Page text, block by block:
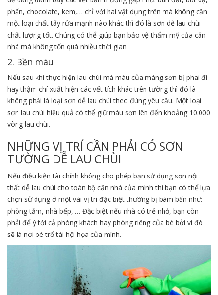
phấn, chocolate, kem,… chỉ với hai vật dụng trên mà không cần
một loại chất tẩy rửa mạnh nào khác thì đó là sơn dễ lau chùi
chất lượng tốt. Chúng có thể giúp bạn bảo vệ thẩm mỹ của căn
nhà mà không tốn quá nhiều thời gian.
2. Bền màu
Nếu sau khi thực hiện lau chùi mà màu của màng sơn bị phai đi
hay thậm chí xuất hiện các vết tích khác trên tường thì đó là
không phải là loại sơn dễ lau chùi theo đúng yêu cầu. Một loại
sơn lau chùi hiệu quả có thể giữ màu sơn lên đến khoảng 10.000
vòng lau chùi.
NHỮNG VỊ TRÍ CẦN PHẢI CÓ SƠN
TƯỜNG DỄ LAU CHÙI
Nếu điều kiện tài chính không cho phép bạn sử dụng sơn nội
thất dễ lau chùi cho toàn bộ căn nhà của mình thì bạn có thể lựa
chọn sử dụng ở một vài vị trí đặc biệt thường bị bám bẩn như:
phòng tắm, nhà bếp, … Đặc biệt nếu nhà có trẻ nhỏ, bạn còn
phải để ý tới cả phòng khách hay phòng riêng của bé bởi vì đó
sẽ là nơi bé trổ tài hội họa của mình.